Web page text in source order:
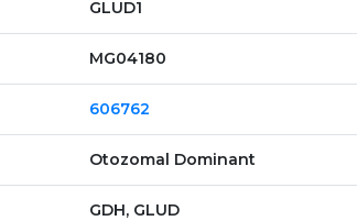
GLUD1
MG04180
606762
Otozomal Dominant
GDH, GLUD